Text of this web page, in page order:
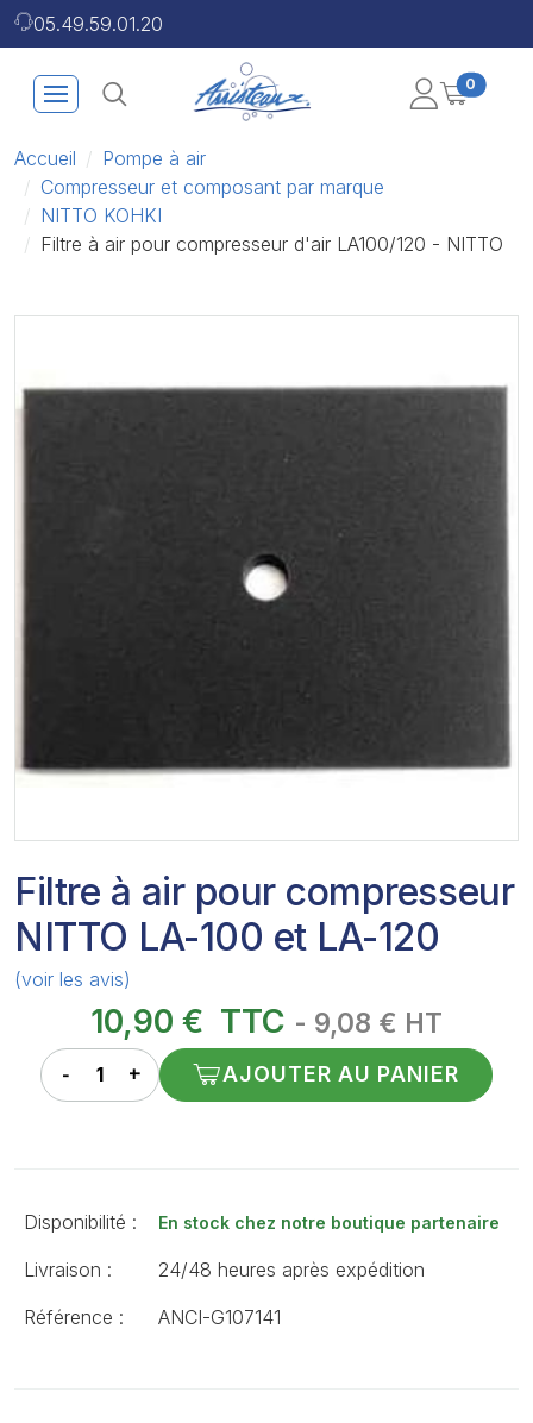
05.49.59.01.20
0
Accueil
Pompe à air
Compresseur et composant par marque
NITTO KOHKI
Filtre à air pour compresseur d'air LA100/120 - NITTO
Filtre à air pour compresseur
NITTO LA-100 et LA-120
(voir les avis)
10,90 € TTC - 9,08 € HT
AJOUTER AU PANIER
Disponibilité : En stock chez notre boutique partenaire
Livraison :
24/48 heures après expédition
Référence :
ANCI-G107141